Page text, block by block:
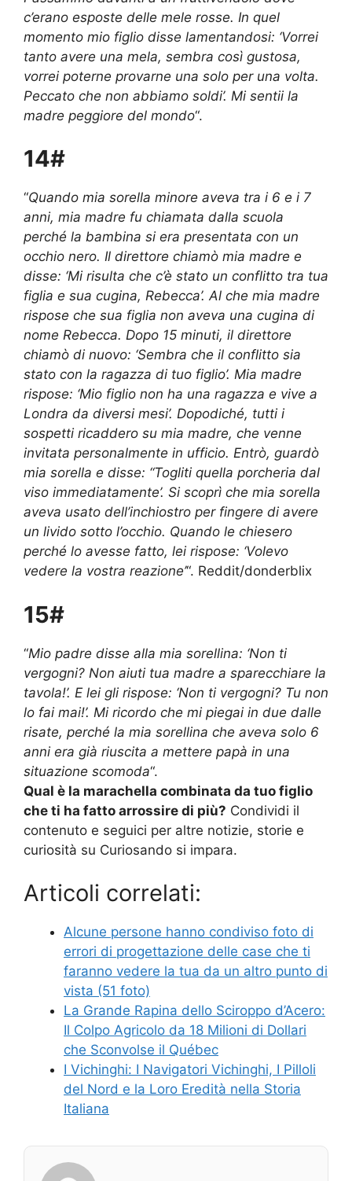
c’erano esposte delle mele rosse. In quel
momento mio figlio disse lamentandosi: ‘Vorrei
tanto avere una mela, sembra così gustosa,
vorrei poterne provarne una solo per una volta.
Peccato che non abbiamo soldi’. Mi sentii la
madre peggiore del mondo“.
14#
“Quando mia sorella minore aveva tra i 6 e i 7
anni, mia madre fu chiamata dalla scuola
perché la bambina si era presentata con un
occhio nero. Il direttore chiamò mia madre e
disse: ‘Mi risulta che c’è stato un conflitto tra tua
figlia e sua cugina, Rebecca’. Al che mia madre
rispose che sua figlia non aveva una cugina di
nome Rebecca. Dopo 15 minuti, il direttore
chiamò di nuovo: ‘Sembra che il conflitto sia
stato con la ragazza di tuo figlio’. Mia madre
rispose: ‘Mio figlio non ha una ragazza e vive a
Londra da diversi mesi’. Dopodiché, tutti i
sospetti ricaddero su mia madre, che venne
invitata personalmente in ufficio. Entrò, guardò
mia sorella e disse: “Togliti quella porcheria dal
viso immediatamente’. Si scoprì che mia sorella
aveva usato dell’inchiostro per fingere di avere
un livido sotto l’occhio. Quando le chiesero
perché lo avesse fatto, lei rispose: ‘Volevo
vedere la vostra reazione’“. Reddit/donderblix
15#
“Mio padre disse alla mia sorellina: ‘Non ti
vergogni? Non aiuti tua madre a sparecchiare la
tavola!’. E lei gli rispose: ‘Non ti vergogni? Tu non
lo fai mai!’. Mi ricordo che mi piegai in due dalle
risate, perché la mia sorellina che aveva solo 6
anni era già riuscita a mettere papà in una
situazione scomoda“.
Qual è la marachella combinata da tuo figlio
che ti ha fatto arrossire di più? Condividi il
contenuto e seguici per altre notizie, storie e
curiosità su Curiosando si impara.
Articoli correlati:
Alcune persone hanno condiviso foto di
errori di progettazione delle case che ti
faranno vedere la tua da un altro punto di
vista (51 foto)
La Grande Rapina dello Sciroppo d’Acero:
Il Colpo Agricolo da 18 Milioni di Dollari
che Sconvolse il Québec
I Vichinghi: I Navigatori Vichinghi, I Pilloli
del Nord e la Loro Eredità nella Storia
Italiana